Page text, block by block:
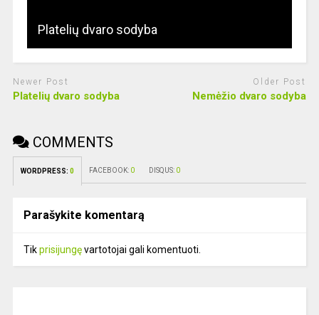
Platelių dvaro sodyba
Newer Post
Platelių dvaro sodyba
Older Post
Nemėžio dvaro sodyba
COMMENTS
WORDPRESS: 0 FACEBOOK: 0 DISQUS: 0
Parašykite komentarą
Tikprisijungęvartotojai gali komentuoti.